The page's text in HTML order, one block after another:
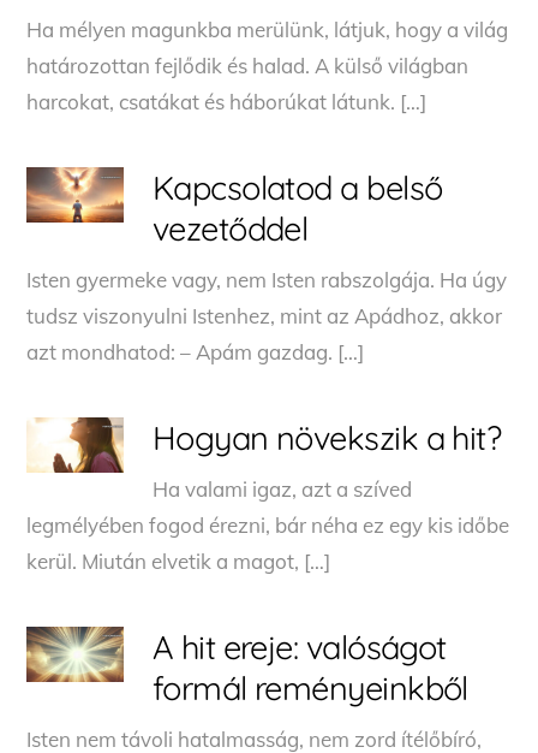
Ha mélyen magunkba merülünk, látjuk, hogy a világ
határozottan fejlődik és halad. A külső világban
harcokat, csatákat és háborúkat látunk. […]
Kapcsolatod a belső
vezetőddel
Isten gyermeke vagy, nem Isten rabszolgája. Ha úgy
tudsz viszonyulni Istenhez, mint az Apádhoz, akkor
azt mondhatod: – Apám gazdag. […]
Hogyan növekszik a hit?
Ha valami igaz, azt a szíved
legmélyében fogod érezni, bár néha ez egy kis időbe
kerül. Miután elvetik a magot, […]
A hit ereje: valóságot
formál reményeinkből
Isten nem távoli hatalmasság, nem zord ítélőbíró,